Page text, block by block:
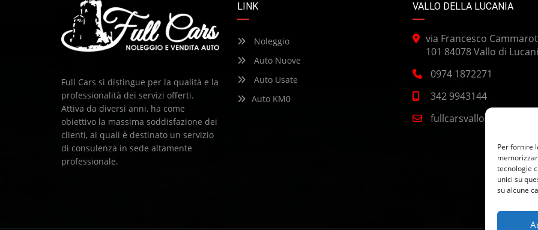
Per fornire
tecnologie
unici su
su alcune
Full Cars si distingue per la qualità e la
professionalità dei servizi offerti.
Attiva da diversi anni, ha come
obiettivo la massima soddisfazione dei
clienti, ai quali è destinato un servizio
di consulenza in sede altamente
professionale.
LINK
Noleggio
Auto Nuove
Auto Usate
Auto KM0
VALLO DELLA LUCANIA
via Francesco
101 84078 Vallo di
0974 1872271
342 9943144